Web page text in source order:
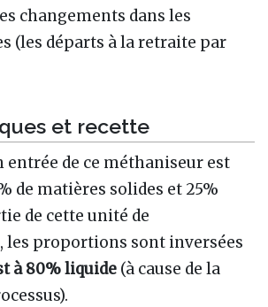
changements dans les
(les départs à la retraite par
et recette
entrée de ce méthaniseur est
de matières solides et 25%
de cette unité de
les proportions sont inversées
à 80% liquide (à cause de la